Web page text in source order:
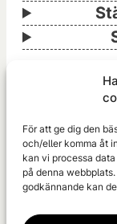
För att ge dig den
och/eller komma åt
kan vi processa
på denna
godkännande kan